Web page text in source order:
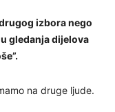
drugog izbora nego
gledanja dijelova
na druge ljude.